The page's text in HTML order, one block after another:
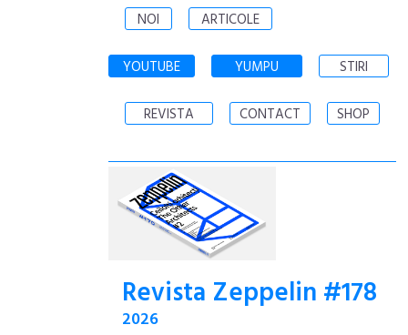
NOI ARTICOLE
YOUTUBE YUMPU STIRI
REVISTA CONTACT SHOP
Revista Zeppelin #178
2026